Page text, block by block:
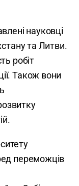
науковці
та Литви.
робіт
Також вони
переможців